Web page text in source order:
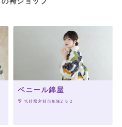
ベニール錦屋
宮崎県宮崎市船塚2-6-2